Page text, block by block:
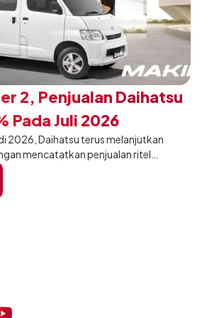
2, Penjualan Daihatsu
Pada Juli 2026
2026, Daihatsu terus melanjutkan
mencatatkan penjualan ritel
Juli 2026. Capaian tersebut tumbuh
yang sama tahun lalu sebanyak
dibandingkan bulan Juni 2026 lalu.